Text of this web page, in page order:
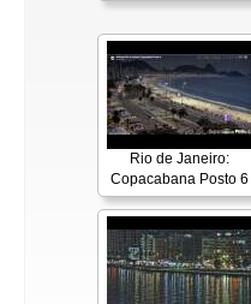
Rio de Janeiro:
Copacabana Posto 6